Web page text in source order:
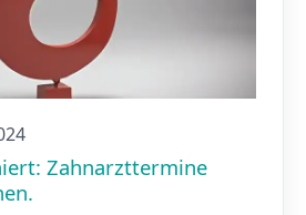
Zahnarzttermine